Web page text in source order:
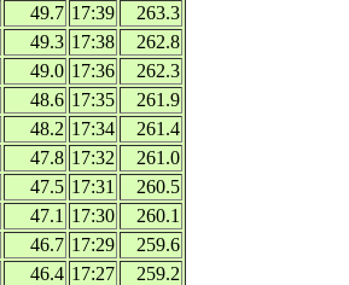
49.7 17:39
263.3
49.3 17:38
262.8
49.0 17:36
262.3
48.6 17:35
261.9
48.2 17:34
261.4
47.8 17:32
261.0
47.5 17:31
260.5
47.1 17:30
260.1
46.7 17:29
259.6
46.4 17:27
259.2